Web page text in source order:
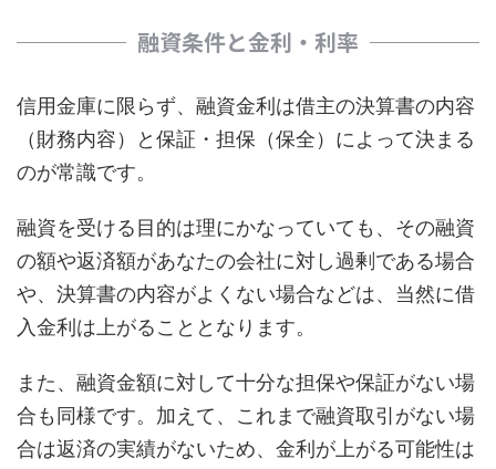
融資条件と金利・利率
信用金庫に限らず、融資金利は借主の決算書の内容
（財務内容）と保証・担保（保全）によって決まる
のが常識です。
融資を受ける目的は理にかなっていても、その融資
の額や返済額があなたの会社に対し過剰である場合
や、決算書の内容がよくない場合などは、当然に借
入金利は上がることとなります。
また、融資金額に対して十分な担保や保証がない場
合も同様です。加えて、これまで融資取引がない場
合は返済の実績がないため、金利が上がる可能性は